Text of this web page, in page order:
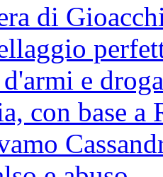
di
e
con base a